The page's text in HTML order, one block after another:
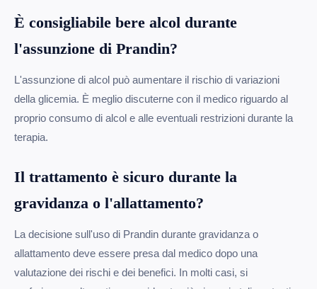
È consigliabile bere alcol durante
l'assunzione di Prandin?
L'assunzione di alcol può aumentare il rischio di variazioni
della glicemia. È meglio discuterne con il medico riguardo al
proprio consumo di alcol e alle eventuali restrizioni durante la
terapia.
Il trattamento è sicuro durante la
gravidanza o l'allattamento?
La decisione sull'uso di Prandin durante gravidanza o
allattamento deve essere presa dal medico dopo una
valutazione dei rischi e dei benefici. In molti casi, si